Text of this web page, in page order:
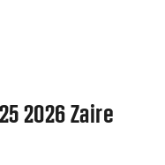
2026 Zaire